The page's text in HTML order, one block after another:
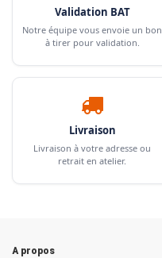
Validation BAT
Notre équipe vous envoie un bon
à tirer pour validation.
Livraison
Livraison à votre adresse ou
retrait en atelier.
A propos